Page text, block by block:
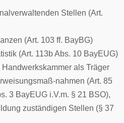
Stellen (Art.
(Art. 103 ff. BayBG)
(Art. 113b Abs. 10 BayEUG)
als Träger
nahmen (Art. 85
3 BayEUG i.V.m. § 21 BSO),
zuständigen Stellen (§ 37